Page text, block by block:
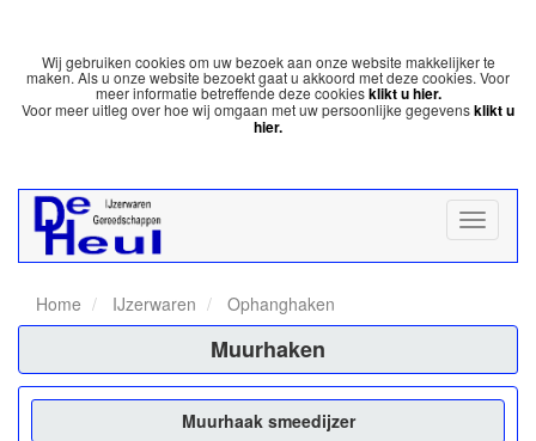
Wij gebruiken cookies om uw bezoek aan onze website makkelijker te
maken. Als u onze website bezoekt gaat u akkoord met deze cookies. Voor
meer informatie betreffende deze cookiesklikt u hier.
Voor meer uitleg over hoe wij omgaan met uw persoonlijke gegevensklikt u
hier.
Home IJzerwaren Ophanghaken
Muurhaken
Muurhaak smeedijzer